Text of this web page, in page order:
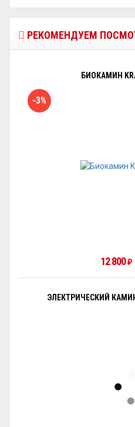
РЕКОМЕНДУЕМ
БИОКАМИН
-3%
12 800₽
ЭЛЕКТРИЧЕСКИЙ КАМИН